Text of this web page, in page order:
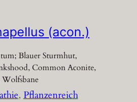
(acon.)
Blauer Sturmhut,
Common Aconite,
Wolfsbane
, Pflanzenreich